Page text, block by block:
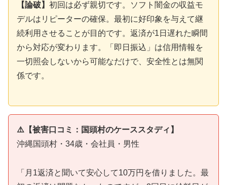
【論破】 初回は必ず親切です。ソフト闇金の収益モ
デルはリピーターの確保。最初に好印象を与えて継
続利用させることが目的です。返済が1日遅れた瞬間
から対応が変わります。「即日振込」は信用情報を
一切照会しないから可能なだけで、安全性とは無関
係です。
⚠️【被害口コミ：国頭村のケーススタディ】
沖縄国頭村・34歳・会社員・男性
「月1返済と聞いて安心して10万円を借りました。最